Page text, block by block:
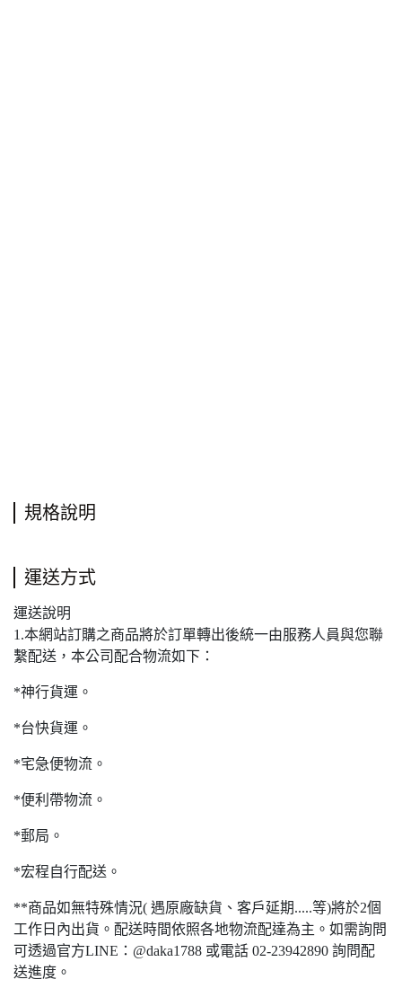
規格說明
運送方式
運送說明
1.本網站訂購之商品將於訂單轉出後統一由服務人員與您聯
繫配送，本公司配合物流如下：
*神行貨運。
*台快貨運。
*宅急便物流。
*便利帶物流。
*郵局。
*宏程自行配送。
**商品如無特殊情況( 遇原廠缺貨、客戶延期.....等)將於2個
工作日內出貨。配送時間依照各地物流配達為主。如需詢問
可透過官方LINE：@daka1788 或電話 02-23942890 詢問配
送進度。